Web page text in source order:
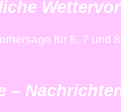
für 5, 7 und
–